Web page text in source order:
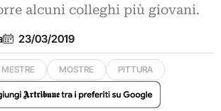
alcuni colleghi più giovani.
23/03/2019
MESTRE MOSTRE PITTURA